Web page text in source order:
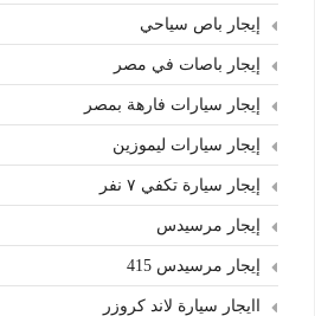
إيجار باص سياحي
إيجار باصات في مصر
إيجار سيارات فارهة بمصر
إيجار سيارات ليموزين
إيجار سيارة تكفي ٧ نفر
إيجار مرسيدس
إيجار مرسيدس 415
اايجار سيارة لاند كروزر